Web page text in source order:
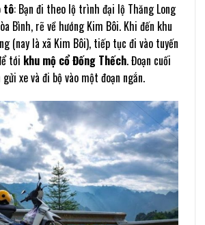
tô: Bạn đi theo lộ trình đại lộ Thăng Long
Bình, rẽ về hướng Kim Bôi. Khi đến khu
(nay là xã Kim Bôi), tiếp tục đi vào tuyến
tới khu mộ cổ Đống Thếch. Đoạn cuối
xe và đi bộ vào một đoạn ngắn.